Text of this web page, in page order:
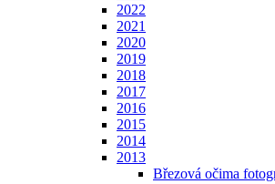
2022
2021
2020
2019
2018
2017
2016
2015
2014
2013
Březová očima